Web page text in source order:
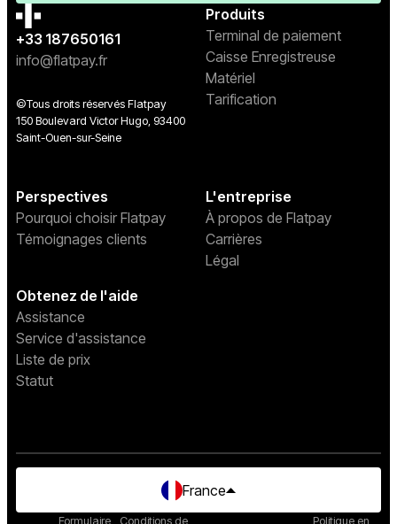
+33 187650161
info@flatpay.fr
©Tous droits réservés Flatpay
150 Boulevard Victor Hugo, 93400
Saint-Ouen-sur-Seine
Produits
Terminal de paiement
Caisse Enregistreuse
Matériel
Tarification
Perspectives
Pourquoi choisir Flatpay
Témoignages clients
L'entreprise
À propos de Flatpay
Carrières
Légal
Obtenez de l'aide
Assistance
Service d'assistance
Liste de prix
Statut
France
Formulaire Conditions de Politique en